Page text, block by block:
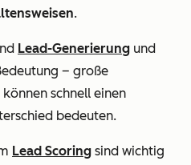
.
Lead-Generierung und
– große
schnell einen
bedeuten.
Lead Scoring sind wichtig